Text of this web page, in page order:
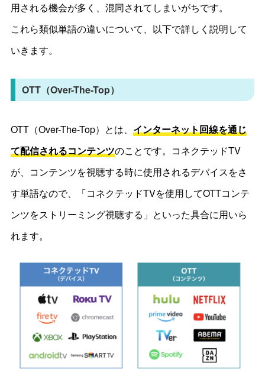
用される機会が多く、混同されてしまいがちです。
これら類似単語の違いについて、以下で詳しく説明して
いきます。
OTT（Over-The-Top）
OTT（Over-The-Top）とは、 インターネット回線を通じ
て配信されるコンテンツのことです。コネクテッドTV
が、コンテンツを視聴する時に使用されるデバイスをさ
す単語なので、「コネクテッドTVを使用してOTTコンテ
ンツをストリーミング視聴する」といった具合に用いら
れます。